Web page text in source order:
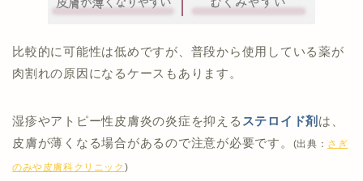
比較的に可能性は低めですが、普段から使用している薬が
肉割れの原因になるケースもあります。
湿疹やアトピー性皮膚炎の炎症を抑える ステロイド剤 は、
皮膚が薄くなる場合があるので注意が必要です。
(出典： さぎ
のみや皮膚科クリニック )